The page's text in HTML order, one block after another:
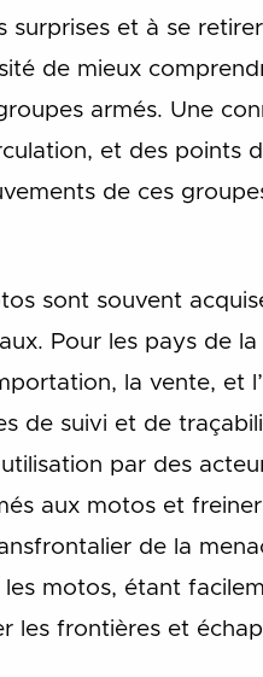
surprises et à se
de mieux
armés. Une
et des points
de ces
sont souvent
Pour les pays de
la vente, et
de suivi et de
par des
aux motos et
de la
motos, étant
les frontières et